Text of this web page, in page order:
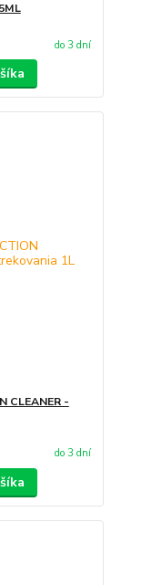
do 3 dní
CLEANER -
do 3 dní